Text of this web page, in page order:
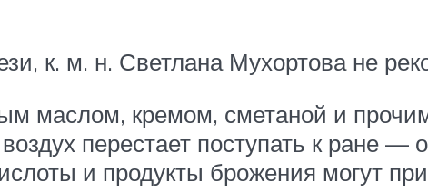
к. м. н. Светлана Мухортова не
маслом, кремом, сметаной и
перестает поступать к ране —
и продукты брожения могут